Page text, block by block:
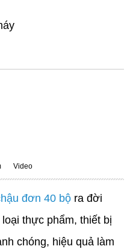
Video
đơn 40 bộ ra đời
thực phẩm, thiết bị
chóng, hiệu quả làm